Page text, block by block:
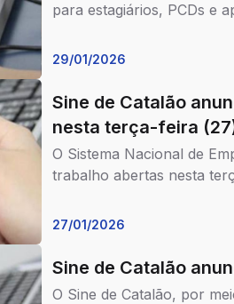
para estagiários, PCDs e
29/01/2026
Sine de Catalão
nesta terça-feira
O Sistema Nacional de
trabalho abertas nesta
27/01/2026
Sine de Catalão
O Sine de Catalão, por